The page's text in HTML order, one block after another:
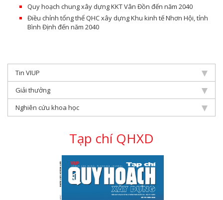
Quy hoạch chung xây dựng KKT Vân Đồn đến năm 2040
Điều chỉnh tổng thể QHC xây dựng Khu kinh tế Nhơn Hội, tỉnh
Bình Định đến năm 2040
Tin VIUP
Giải thưởng
Nghiên cứu khoa học
Tạp chí QHXD